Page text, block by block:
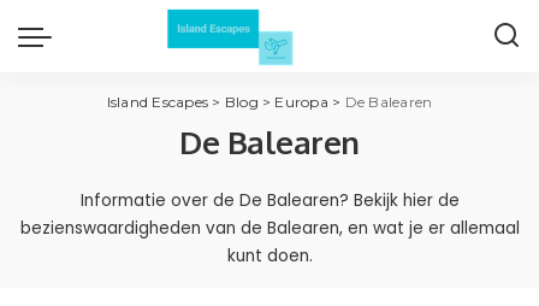
Island Escapes > Blog > Europa > De Balearen
De Balearen
Informatie over de De Balearen? Bekijk hier de
bezienswaardigheden van de Balearen, en wat je er allemaal
kunt doen.